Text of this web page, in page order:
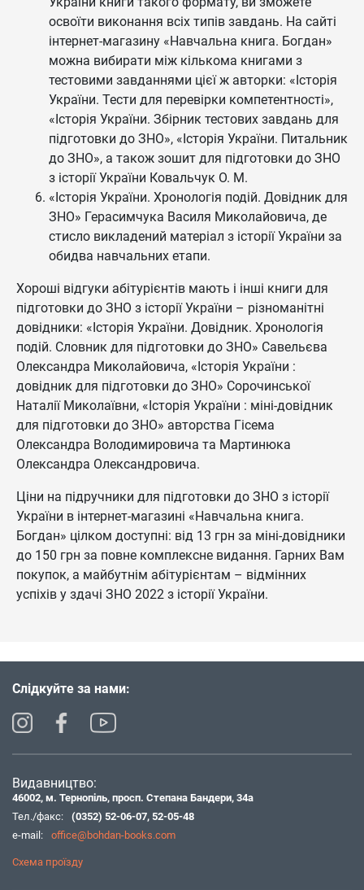
освоїти виконання всіх типів завдань. На сайті
інтернет-магазину «Навчальна книга. Богдан»
можна вибирати між кількома книгами з
тестовими завданнями цієї ж авторки: «Історія
України. Тести для перевірки компетентності»,
«Історія України. Збірник тестових завдань для
підготовки до ЗНО», «Історія України. Питальник
до ЗНО», а також зошит для підготовки до ЗНО
з історії України Ковальчук О. М.
«Історія України. Хронологія подій. Довідник для
ЗНО» Герасимчука Василя Миколайовича, де
стисло викладений матеріал з історії України за
обидва навчальних етапи.
Хороші відгуки абітурієнтів мають і інші книги для
підготовки до ЗНО з історії України – різноманітні
довідники: «Історія України. Довідник. Хронологія
подій. Словник для підготовки до ЗНО» Савельєва
Олександра Миколайовича, «Історія України :
довідник для підготовки до ЗНО» Сорочинської
Наталії Миколаївни, «Історія України : міні-довідник
для підготовки до ЗНО» авторства Гісема
Олександра Володимировича та Мартинюка
Олександра Олександровича.
Ціни на підручники для підготовки до ЗНО з історії
України в інтернет-магазині «Навчальна книга.
Богдан» цілком доступні: від 13 грн за міні-довідники
до 150 грн за повне комплексне видання. Гарних Вам
покупок, а майбутнім абітурієнтам – відмінних
успіхів у здачі ЗНО 2022 з історії України.
Слідкуйте за нами:
Видавництво:
46002, м. Тернопіль, просп. Степана Бандери, 34а
Тел./факс:
(0352) 52-06-07, 52-05-48
e-mail:
office@bohdan-books.com
Схема проїзду